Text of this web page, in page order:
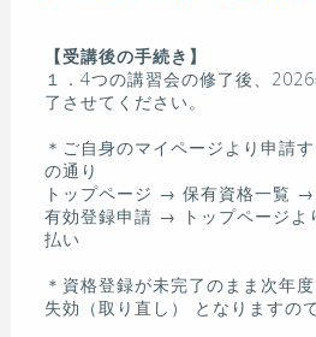
【受講後の手続き】
１．4つの講習会の修了後、
了させてください。
＊ご自身のマイページより申請
の通り
トップページ → 保有資格一覧
有効登録申請 → トップページよ
払い
＊資格登録が未完了のまま次年
失効（取り直し） となりますの